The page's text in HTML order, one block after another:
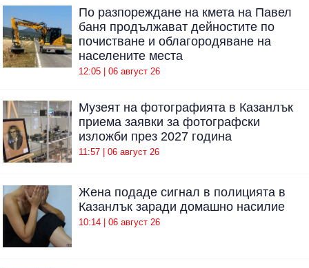
По разпореждане на кмета на Павел
баня продължават дейностите по
почистване и облагородяване на
населените места
12:05 | 06 август 26
Музеят на фотографията в Казанлък
приема заявки за фотографски
изложби през 2027 година
11:57 | 06 август 26
Жена подаде сигнал в полицията в
Казанлък заради домашно насилие
10:14 | 06 август 26